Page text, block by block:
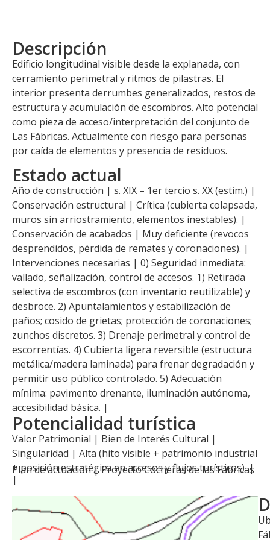
Descripción
Edificio longitudinal visible desde la explanada, con
cerramiento perimetral y ritmos de pilastras. El
interior presenta derrumbes generalizados, restos de
estructura y acumulación de escombros. Alto potencial
como pieza de acceso/interpretación del conjunto de
Las Fábricas. Actualmente con riesgo para personas
por caída de elementos y presencia de residuos.
Estado actual
Año de construcción | s. XIX – 1er tercio s. XX (estim.) |
Conservación estructural | Crítica (cubierta colapsada,
muros sin arriostramiento, elementos inestables). |
Conservación de acabados | Muy deficiente (revocos
desprendidos, pérdida de remates y coronaciones). |
Intervenciones necesarias | 0) Seguridad inmediata:
vallado, señalización, control de accesos. 1) Retirada
selectiva de escombros (con inventario reutilizable) y
desbroce. 2) Apuntalamientos y estabilización de
paños; cosido de grietas; protección de coronaciones;
zunchos discretos. 3) Drenaje perimetral y control de
escorrentías. 4) Cubierta ligera reversible (estructura
metálica/madera laminada) para frenar degradación y
permitir uso público controlado. 5) Adecuación
mínima: pavimento drenante, iluminación autónoma,
accesibilidad básica. |
Potencialidad turística
Valor Patrimonial | Bien de Interés Cultural |
Singularidad | Alta (hito visible + patrimonio industrial
+ posición estratégica en accesos y flujos turísticos). |
Plan de actuación |Proyecto Cocheras de las Fábricas
|